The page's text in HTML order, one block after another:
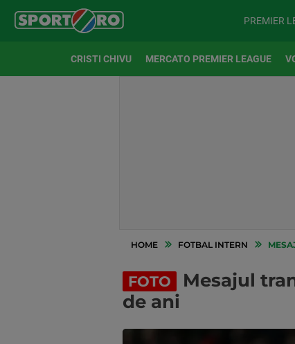
PREMIER
CRISTI CHIVU MERCATO PREMIER LEAGUE
HOME FOTBAL INTERN
FOTO
Mesajul
de ani